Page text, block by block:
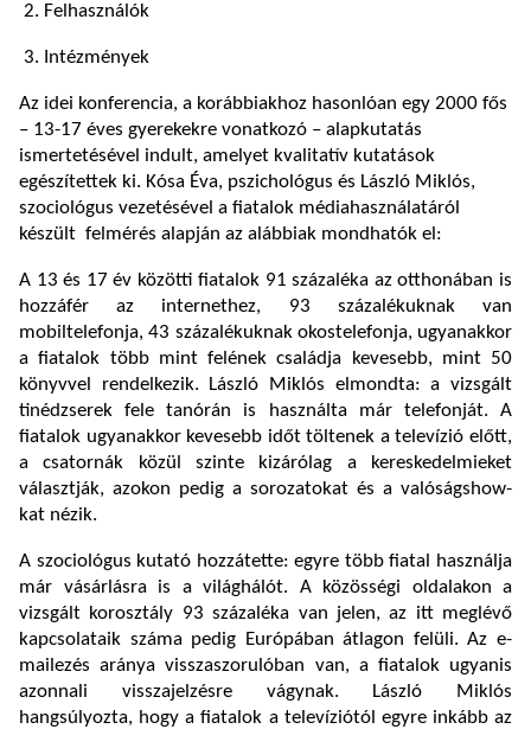
2. Felhasználók
3. Intézmények
Az idei konferencia, a korábbiakhoz hasonlóan egy 2000 fős
– 13-17 éves gyerekekre vonatkozó – alapkutatás
ismertetésével indult, amelyet kvalitatív kutatások
egészítettek ki. Kósa Éva, pszichológus és László Miklós,
szociológus vezetésével a fiatalok médiahasználatáról
készült felmérés alapján az alábbiak mondhatók el:
A 13 és 17 év közötti fiatalok 91 százaléka az otthonában is
hozzáfér az internethez, 93 százalékuknak van
mobiltelefonja, 43 százalékuknak okostelefonja, ugyanakkor
a fiatalok több mint felének családja kevesebb, mint 50
könyvvel rendelkezik. László Miklós elmondta: a vizsgált
tinédzserek fele tanórán is használta már telefonját. A
fiatalok ugyanakkor kevesebb időt töltenek a televízió előtt,
a csatornák közül szinte kizárólag a kereskedelmieket
választják, azokon pedig a sorozatokat és a valóságshow-
kat nézik.
A szociológus kutató hozzátette: egyre több fiatal használja
már vásárlásra is a világhálót. A közösségi oldalakon a
vizsgált korosztály 93 százaléka van jelen, az itt meglévő
kapcsolataik száma pedig Európában átlagon felüli. Az e-
mailezés aránya visszaszorulóban van, a fiatalok ugyanis
azonnali visszajelzésre vágynak. László Miklós
hangsúlyozta, hogy a fiatalok a televíziótól egyre inkább az